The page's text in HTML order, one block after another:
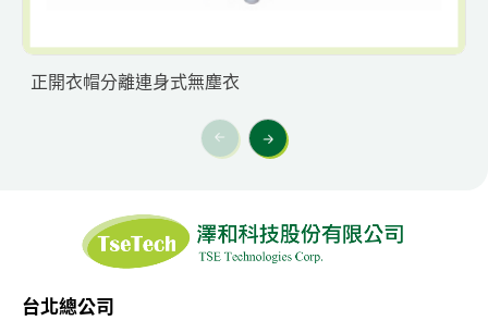
全罩式披肩帽-露眼/ 露臉
台北總公司